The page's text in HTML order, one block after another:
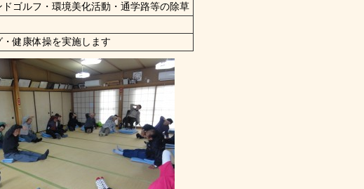
ゴルフ・環境美化活動・通学路等の除草
健康体操を実施します